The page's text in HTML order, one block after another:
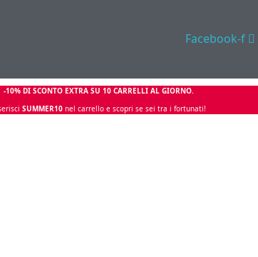
Facebook-f
-10% DI SCONTO EXTRA SU 10 CARRELLI AL GIORNO.
SUMMER10 nel carrello e scopri se sei tra i fortunati!